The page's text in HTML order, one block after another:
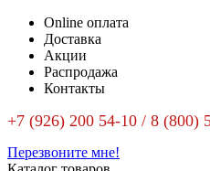
Online оплата
Доставка
Акции
Распродажа
Контакты
+7 (926) 200 54-10 / 8 (800)
Перезвоните мне!